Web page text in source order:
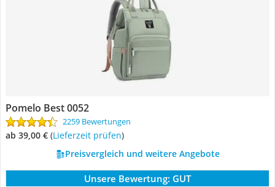
Pomelo Best 0052
2259 Bewertungen
ab 39,00 € (Lieferzeit prüfen)
Preisvergleich und weitere Angebote
Unsere Bewertung: GUT